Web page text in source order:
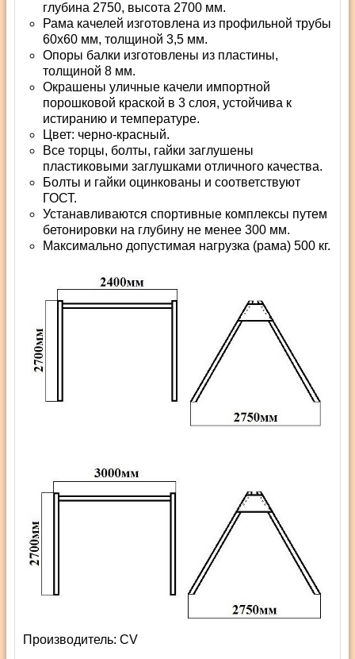
глубина 2750, высота 2700 мм.
Рама качелей изготовлена из профильной трубы
60х60 мм, толщиной 3,5 мм.
Опоры балки изготовлены из пластины,
толщиной 8 мм.
Окрашены уличные качели импортной
порошковой краской в 3 слоя, устойчива к
истиранию и температуре.
Цвет: черно-красный.
Все торцы, болты, гайки заглушены
пластиковыми заглушками отличного качества.
Болты и гайки оцинкованы и соответствуют
ГОСТ.
Устанавливаются спортивные комплексы путем
бетонировки на глубину не менее 300 мм.
Максимально допустимая нагрузка (рама) 500 кг.
Производитель: СV